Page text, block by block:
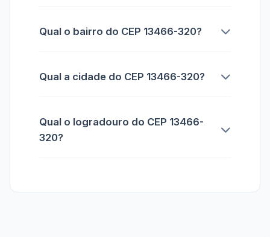
Qual o bairro do CEP 13466-320?
Qual a cidade do CEP 13466-320?
Qual o logradouro do CEP 13466-
320?